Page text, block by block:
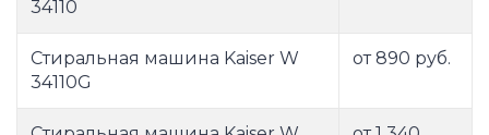
34110
Стиральная машина Kaiser W
34110G
от 890 руб.